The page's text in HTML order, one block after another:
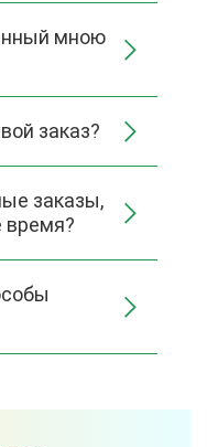
мною
заказ?
заказы,
время?